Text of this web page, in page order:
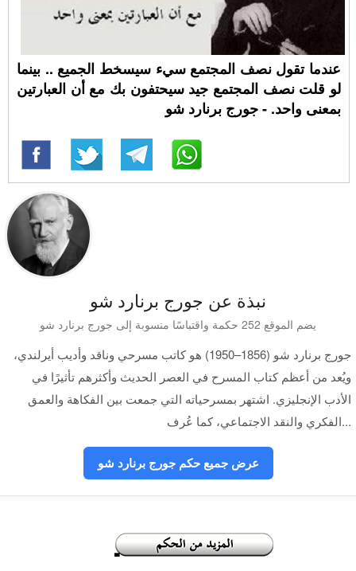
عندما تقول نصف المجتمع سيء سيسخط الجميع .. بينما
لو قلت نصف المجتمع جيد سيحتفون بك مع أن العبارتين
بمعنى واحد. - جورج برنارد شو
نبذة عن جورج برنارد شو
يضم الموقع 252 حكمة واقتباسًا منسوبة إلى جورج برنارد شو
جورج برنارد شو (1856–1950) هو كاتب مسرحي وناقد وأديب أيرلندي،
ويُعد من أعظم كتاب المسرح في العصر الحديث وأكثرهم تأثيرًا في
الأدب الإنجليزي. اشتهر بمسرحياته التي جمعت بين الفكاهة والعمق
الفكري والنقد الاجتماعي، كما عُرف...
عرض جميع حكم جورج برنارد شو